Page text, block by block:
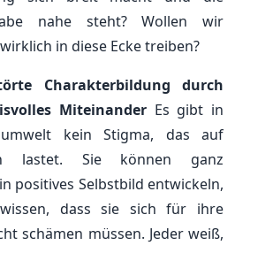
nahe steht? Wollen wir
in diese Ecke treiben?
Charakterbildung durch
MiteinanderEs gibt in
kein Stigma, das auf
lastet. Sie können ganz
positives Selbstbild entwickeln,
dass sie sich für ihre
schämen müssen. Jeder weiß,